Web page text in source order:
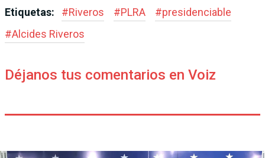
Etiquetas: #Riveros #PLRA #presidenciable
#Alcides Riveros
Déjanos tus comentarios en Voiz